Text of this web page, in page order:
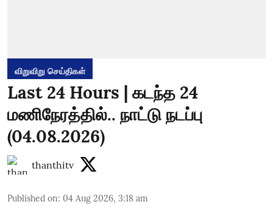
விறுவிறு செய்திகள்
Last 24 Hours | கடந்த 24
மணிநேரத்தில்.. நாட்டு நடப்பு
(04.08.2026)
thanthitv
Published on: 04 Aug 2026, 3:18 am